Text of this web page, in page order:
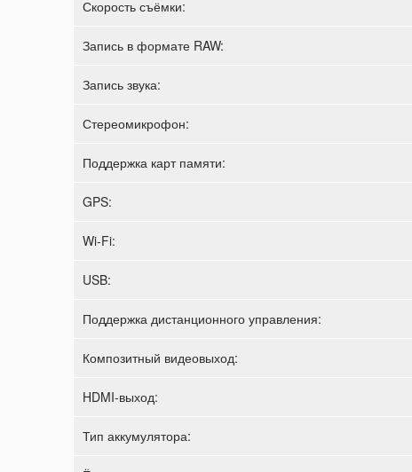
Скорость съёмки:
Запись в формате RAW:
Запись звука:
Стереомикрофон:
Поддержка карт памяти:
GPS:
Wi-Fi:
USB:
Поддержка дистанционного управления:
Композитный видеовыход:
HDMI-выход:
Тип аккумулятора: